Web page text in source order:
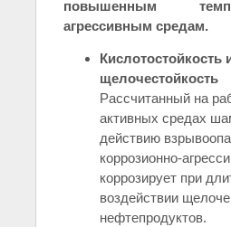
повышенным
агрессивным средам.
Кислотостойкость
щелочестойкость
Рассчитанный на
активных средах
действию
коррозионно-
коррозирует при
воздействии
нефтепродуктов.